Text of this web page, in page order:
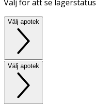
Välj för att se lagerstatus
Välj apotek
Välj apotek